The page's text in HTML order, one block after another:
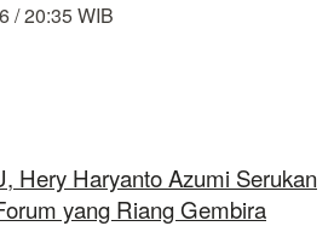
/ 20:35 WIB
Hery Haryanto Azumi Serukan
yang Riang Gembira